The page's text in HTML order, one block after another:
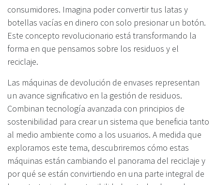
consumidores. Imagina poder convertir tus latas y
botellas vacías en dinero con solo presionar un botón.
Este concepto revolucionario está transformando la
forma en que pensamos sobre los residuos y el
reciclaje.
Las máquinas de devolución de envases representan
un avance significativo en la gestión de residuos.
Combinan tecnología avanzada con principios de
sostenibilidad para crear un sistema que beneficia tanto
al medio ambiente como a los usuarios. A medida que
exploramos este tema, descubriremos cómo estas
máquinas están cambiando el panorama del reciclaje y
por qué se están convirtiendo en una parte integral de